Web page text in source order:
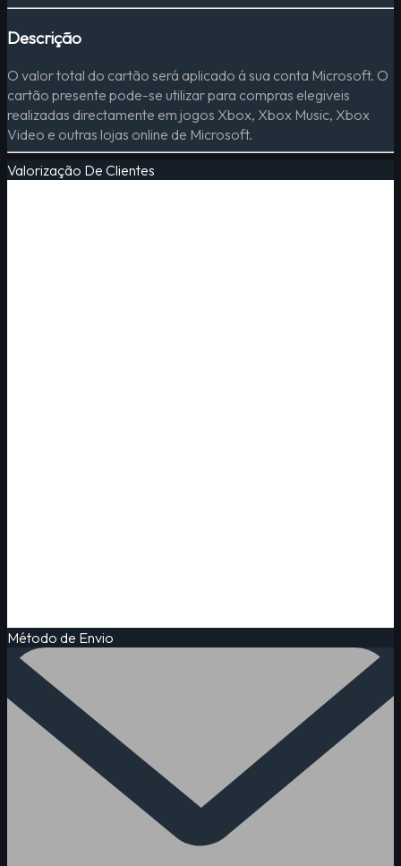
Descrição
O valor total do cartão será aplicado á sua conta Microsoft. O
cartão presente pode-se utilizar para compras elegiveis
realizadas directamente em jogos Xbox, Xbox Music, Xbox
Video e outras lojas online de Microsoft.
Valorização De Clientes
Método de Envio